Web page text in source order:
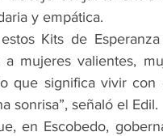
y empática.
Kits de
a mujeres valientes,
que significa vivir
sonrisa”, señaló el Edil.
en Escobedo,